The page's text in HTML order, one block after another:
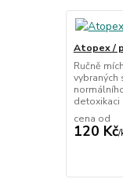
Atopex /
Ručně
vybraných
detoxikaci
cena od
120 Kč/